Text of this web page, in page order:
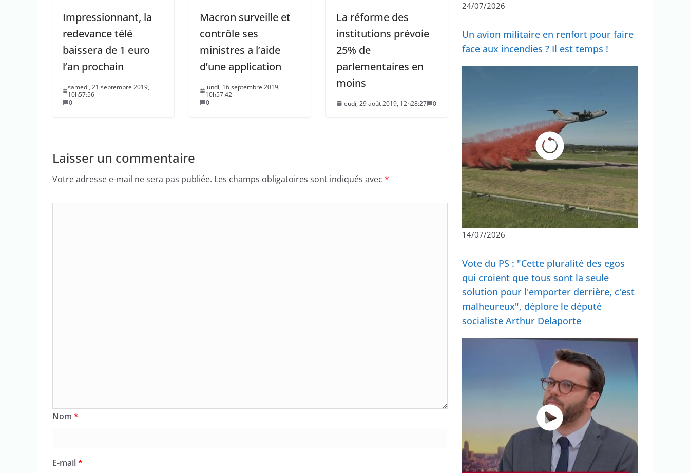
Impressionnant, la
redevance télé
baissera de 1 euro
l’an prochain
samedi, 21 septembre 2019,
10h57:56
0
Macron surveille et
contrôle ses
ministres a l’aide
d’une application
lundi, 16 septembre 2019,
10h57:42
0
La réforme des
institutions prévoie
25% de
parlementaires en
moins
jeudi, 29 août 2019, 12h28:27 0
Laisser un commentaire
Votre adresse e-mail ne sera pas publiée. Les champs obligatoires sont indiqués avec *
Nom *
E-mail*
24/07/2026
Un avion militaire en renfort pour faire
face aux incendies ? Il est temps !
14/07/2026
Vote du PS : "Cette pluralité des egos
qui croient que tous sont la seule
solution pour l'emporter derrière, c'est
malheureux", déplore le député
socialiste Arthur Delaporte